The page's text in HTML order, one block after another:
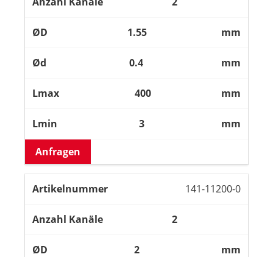
1.55 mm
0.4 mm
400 mm
3 mm
Anfragen
141-11200-0
2
2 mm